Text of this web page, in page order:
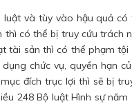
và tùy vào hậu quả có
có thể bị truy cứu trách
tài sản thì có thể phạm
chức vụ, quyền hạn
đích trục lợi thì sẽ bị
248 Bộ luật Hình sự năm